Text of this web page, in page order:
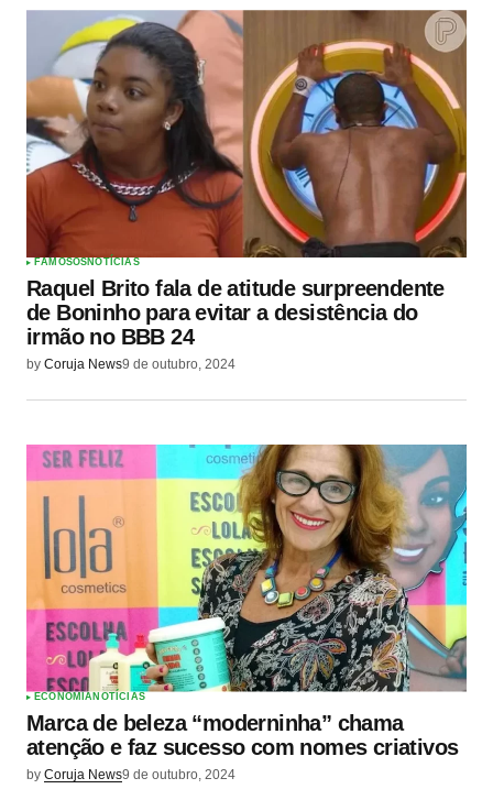
FAMOSOSNOTÍCIAS
Raquel Brito fala de atitude surpreendente
de Boninho para evitar a desistência do
irmão no BBB 24
by Coruja News9 de outubro, 2024
ECONOMIA NOTÍCIAS
Marca de beleza “moderninha” chama
atenção e faz sucesso com nomes criativos
by Coruja News9 de outubro, 2024